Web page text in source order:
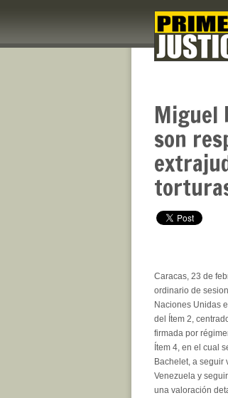
Miguel
son
Caracas, 23 de
ordinario de
Naciones Unidas
del Ítem 2,
firmada por
Ítem 4, en el cual
Bachelet, a seguir
Venezuela y
una valoración